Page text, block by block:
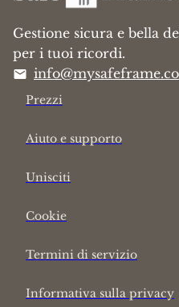
Gestione sicura e bella
per i tuoi ricordi.
Prezzi
Aiuto e supporto
Unisciti
Cookie
Termini di servizio
Informativa sulla privacy